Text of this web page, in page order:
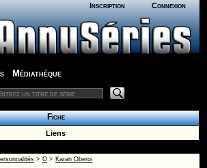
Inscription Connexion
Médiathèque
Fiche
Liens
> O> Karan Oberoi